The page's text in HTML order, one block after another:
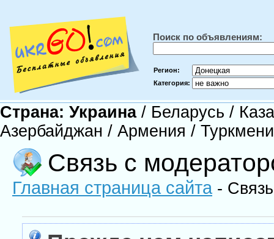
Поиск по объявлениям:
Регион:
Категория:
Страна: Украина / Беларусь /
Азербайджан / Армения /
Связь с
Главная страница сайта -